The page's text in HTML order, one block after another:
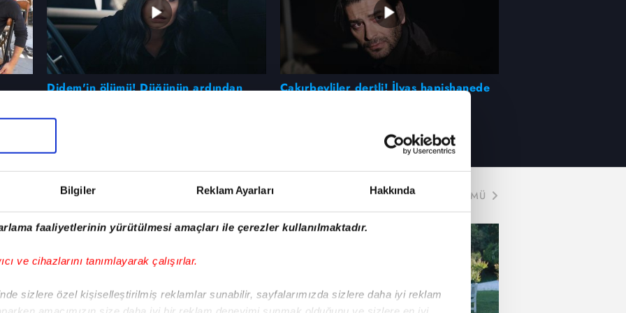
Bilgiler Reklam Ayarları Hakkında
faaliyetlerinin yürütülmesi amaçları ile çerezler kullanılmaktadır.
ve cihazlarını tanımlayarak çalışırlar.
sizlere özel kişiselleştirilmiş reklamlar sunabilir, sayfalarımızda sizlere daha iyi reklam
Didem'in ölümü! Düğünün ardından
Çakırbeyliler dertli! İlyas hapishanede
TÜMÜ